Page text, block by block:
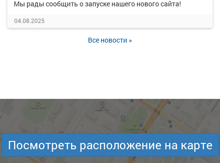
Мы рады сообщить о запуске нашего нового сайта!
04.08.2025
Все новости »
Посмотреть расположение на карте